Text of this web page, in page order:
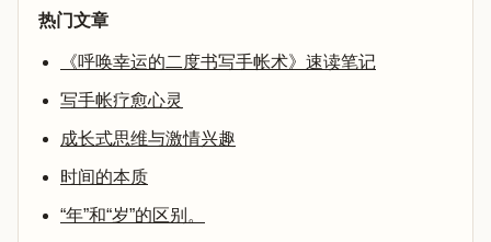
热门文章
《呼唤幸运的二度书写手帐术》速读笔记
写手帐疗愈心灵
成长式思维与激情兴趣
时间的本质
“年”和“岁”的区别。